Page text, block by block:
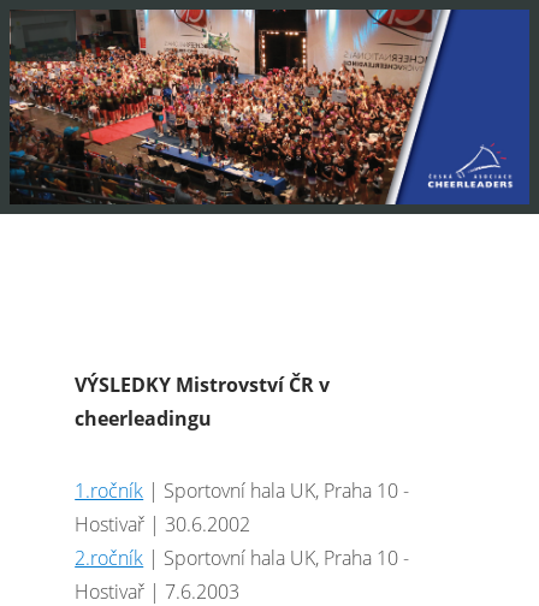
VÝSLEDKY Mistrovství ČR v
cheerleadingu
1.ročník | Sportovní hala UK, Praha 10 -
Hostivař | 30.6.2002
2.ročník | Sportovní hala UK, Praha 10 -
Hostivař | 7.6.2003